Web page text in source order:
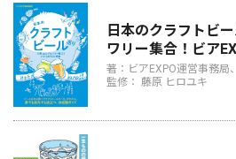
日本のクラフトビ
ワリー集合！ビア
著：ビアEXPO運営事務局
監修： 藤原 ヒロユキ